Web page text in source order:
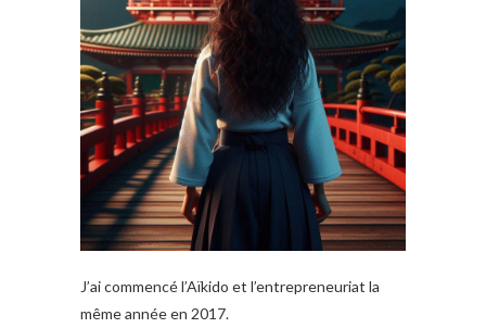
J’ai commencé l’Aïkido et l’entrepreneuriat la
même année en 2017.